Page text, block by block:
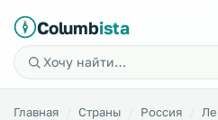
Columbista
Главная Страны Россия